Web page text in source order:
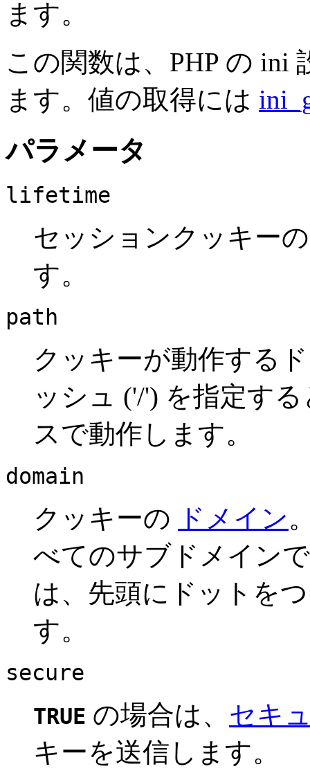
ます。
この関数は、PHP の ini
ます。値の取得には
パラメータ
lifetime
セッションクッキー
す。
path
クッキーが動作する
ッシュ ('/') を指定す
スで動作します。
domain
クッキーの ドメイン
べてのサブドメイン
は、先頭にドットを
す。
secure
TRUE の場合は、 セキ
キーを送信します。